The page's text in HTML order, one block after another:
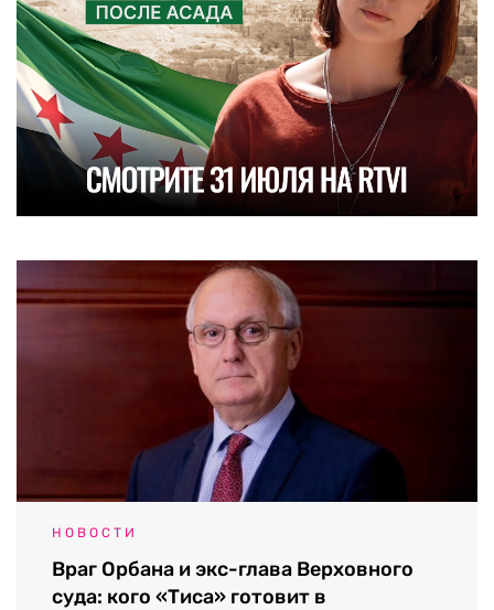
НОВОСТИ
Враг Орбана и экс-глава Верховного
суда: кого «Тиса» готовит в